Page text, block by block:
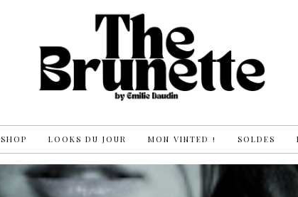
SHOP LOOKS DU JOUR MON VINTED ! SOLDES